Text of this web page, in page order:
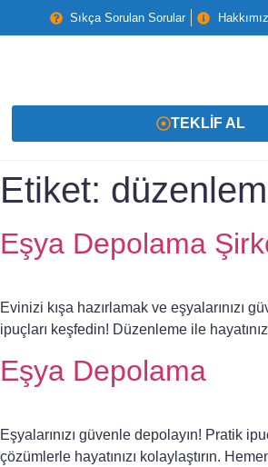
Sıkça Sorulan Sorular
TEKLIF AL
Etiket:
Eşya Depolama
Evinizi kışa hazırlamak ve eşyalarınızı
ipuçları keşfedin! Düzenleme ile
Eşya Depolama
Eşyalarınızı güvenle depolayın! Pratik
çözümlerle hayatınızı kolaylaştırın.